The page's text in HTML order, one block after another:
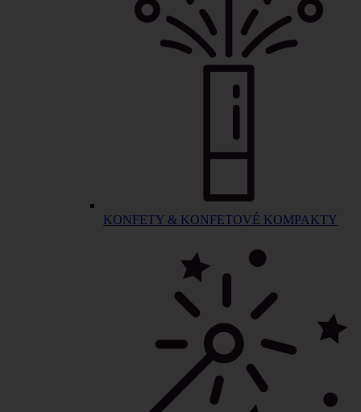
KONFETY & KONFETOVÉ KOMPAKTY